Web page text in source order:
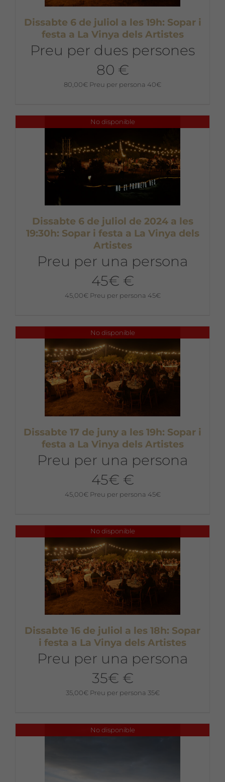
Dissabte 6 de juliol a les 19h: Sopar i
festa a La Vinya dels Artistes
Preu per dues persones
80 €
80,00€ Preu per persona 40€
No disponible
Dissabte 6 de juliol de 2024 a les
19:30h: Sopar i festa a La Vinya dels
Artistes
Preu per una persona
45€ €
45,00€ Preu per persona 45€
No disponible
Dissabte 17 de juny a les 19h: Sopar i
festa a La Vinya dels Artistes
Preu per una persona
45€ €
45,00€ Preu per persona 45€
No disponible
Dissabte 16 de juliol a les 18h: Sopar
i festa a La Vinya dels Artistes
Preu per una persona
35€ €
35,00€ Preu per persona 35€
No disponible